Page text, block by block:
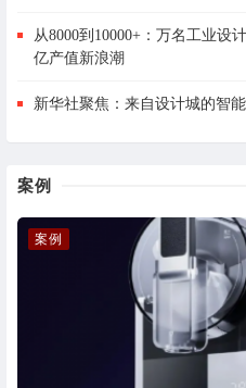
从8000到10000+：万名工业设
亿产值新浪潮
新华社聚焦：来自设计城的智
案例
案例